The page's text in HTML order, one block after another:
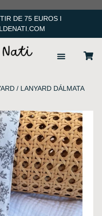
DE 75 EUROS I
/ LANYARD DÁLMATA